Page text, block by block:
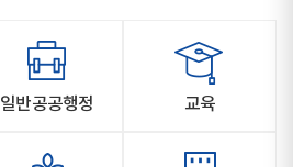
일반공공행정 교육